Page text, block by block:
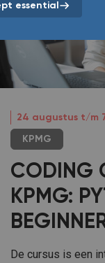
essential
24 augustus t/m
KPMG
CODING
KPMG:
De cursus is een